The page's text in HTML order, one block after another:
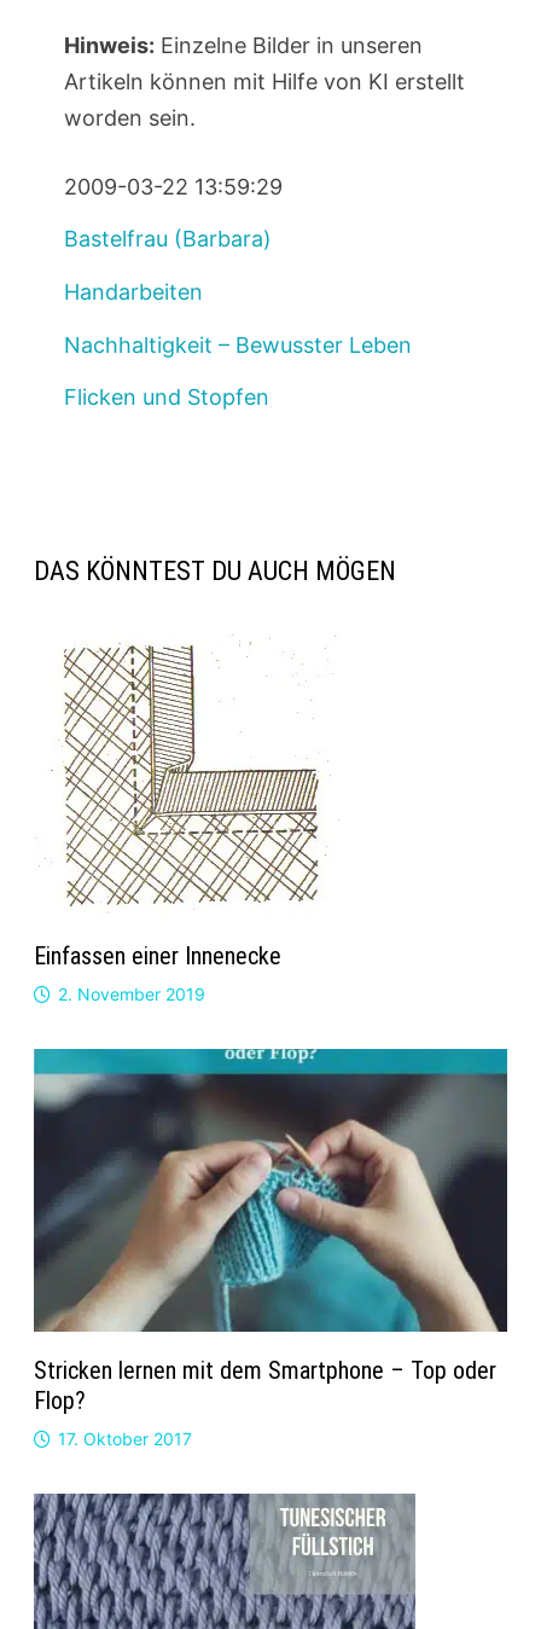
Hinweis: Einzelne Bilder in unseren
Artikeln können mit Hilfe von KI erstellt
worden sein.
2009-03-22 13:59:29
Bastelfrau (Barbara)
Handarbeiten
Nachhaltigkeit – Bewusster Leben
Flicken und Stopfen
DAS KÖNNTEST DU AUCH MÖGEN
Einfassen einer Innenecke
2. November 2019
Stricken lernen mit dem Smartphone – Top oder
Flop?
17. Oktober 2017